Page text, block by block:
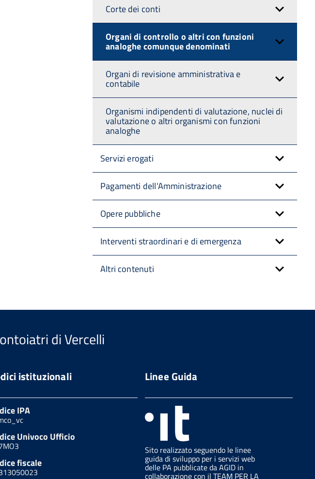
Corte dei conti
Organi di controllo o altri con funzioni
analoghe comunque denominati
Organi di revisione amministrativa e
contabile
Organismi indipendenti di valutazione, nuclei di
valutazione o altri organismi con funzioni
analoghe
Servizi erogati
Pagamenti dell'Amministrazione
Opere pubbliche
Interventi straordinari e di emergenza
Altri contenuti
di Vercelli
istituzionali
IPA
Univoco Ufficio
fiscale
Linee Guida
Sito realizzato seguendo le linee
guida di sviluppo per i servizi web
delle PA pubblicate da AGID in
collaborazione con il TEAM PER LA